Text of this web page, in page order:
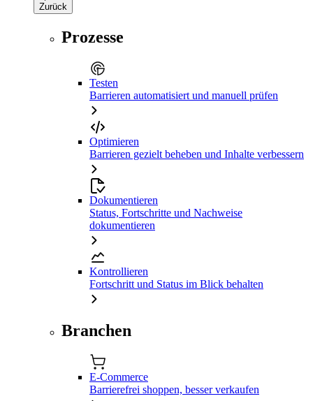
Zurück
Prozesse
Testen
Barrieren automatisiert und manuell prüfen
Optimieren
Barrieren gezielt beheben und Inhalte verbessern
Dokumentieren
Status, Fortschritte und Nachweise
dokumentieren
Kontrollieren
Fortschritt und Status im Blick behalten
Branchen
E-Commerce
Barrierefrei shoppen, besser verkaufen